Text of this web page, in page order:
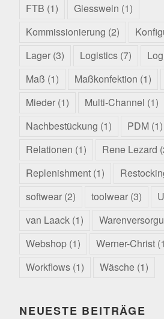
FTB (1) Giesswein (1)
Kommissionierung (2)
Lager (3) Logistics (7)
Maß (1) Maßkonfektion (1)
Mieder (1) Multi-Channel (1)
Nachbestückung (1) PDM (1)
Relationen (1) Rene Lezard
Replenishment (1)
softwear (2) toolwear (3)
van Laack (1)
Webshop (1) Werner-Christ
Workflows (1) Wäsche (1)
NEUESTE BEITRÄGE